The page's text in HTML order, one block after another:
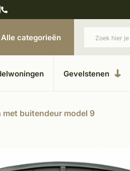
dan 20 jaar ervaring
Alle categorieën
Gevelstenen
met buitendeur model 9